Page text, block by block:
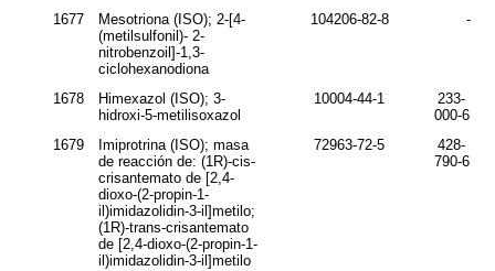
1677
Mesotriona (ISO); 2-[4-
(metilsulfonil)- 2-
nitrobenzoil]-1,3-
ciclohexanodiona
104206-82-8 -
1678
Himexazol (ISO); 3-
hidroxi-5-metilisoxazol
10004-44-1
233-
000-6
1679
Imiprotrina (ISO); masa
de reacción de: (1R)-cis-
crisantemato de [2,4-
dioxo-(2-propin-1-
il)imidazolidin-3-il]metilo;
(1R)-trans-crisantemato
de [2,4-dioxo-(2-propin-1-
il)imidazolidin-3-il]metilo
72963-72-5
428-
790-6